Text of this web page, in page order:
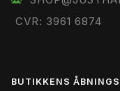
CVR: 3961 6874
BUTIKKENS